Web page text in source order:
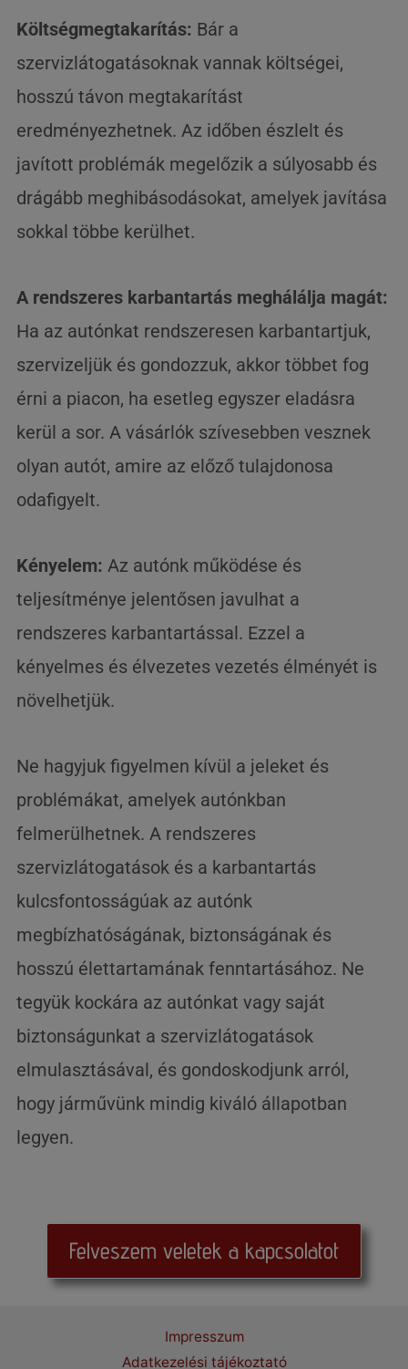
Költségmegtakarítás: Bár a
szervizlátogatásoknak vannak költségei,
hosszú távon megtakarítást
eredményezhetnek. Az időben észlelt és
javított problémák megelőzik a súlyosabb és
drágább meghibásodásokat, amelyek javítása
sokkal többe kerülhet.
A rendszeres karbantartás meghálálja magát:
Ha az autónkat rendszeresen karbantartjuk,
szervizeljük és gondozzuk, akkor többet fog
érni a piacon, ha esetleg egyszer eladásra
kerül a sor. A vásárlók szívesebben vesznek
olyan autót, amire az előző tulajdonosa
odafigyelt.
Kényelem: Az autónk működése és
teljesítménye jelentősen javulhat a
rendszeres karbantartással. Ezzel a
kényelmes és élvezetes vezetés élményét is
növelhetjük.
Ne hagyjuk figyelmen kívül a jeleket és
problémákat, amelyek autónkban
felmerülhetnek. A rendszeres
szervizlátogatások és a karbantartás
kulcsfontosságúak az autónk
megbízhatóságának, biztonságának és
hosszú élettartamának fenntartásához. Ne
tegyük kockára az autónkat vagy saját
biztonságunkat a szervizlátogatások
elmulasztásával, és gondoskodjunk arról,
hogy járművünk mindig kiváló állapotban
legyen.
Felveszem veletek a kapcsolatot
Impresszum
Adatkezelési tájékoztató